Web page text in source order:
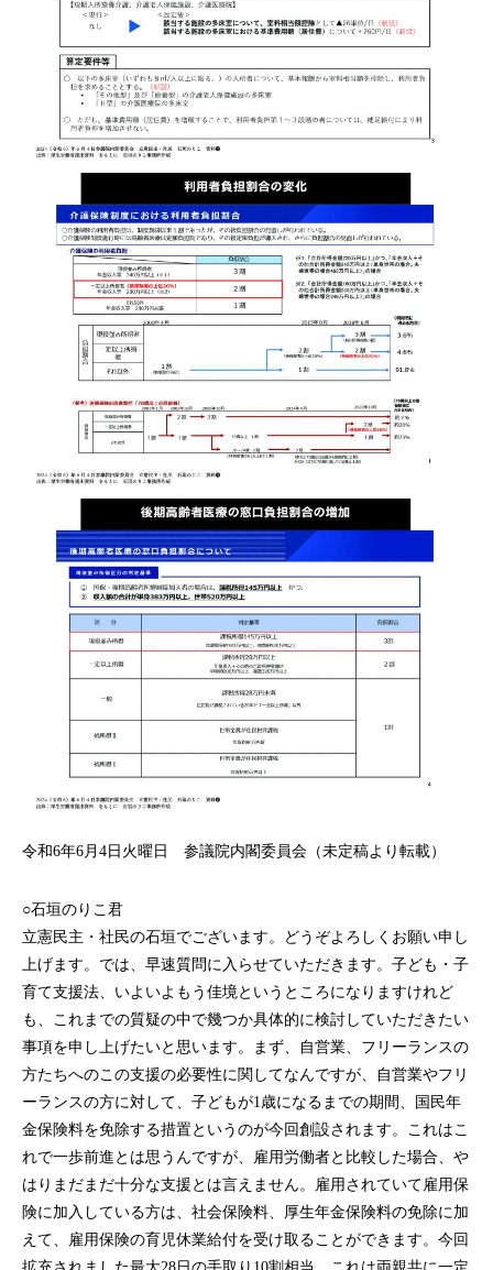
令和6年6月4日火曜日 参議院内閣委員会（未定稿より転載）
○石垣のりこ君
立憲民主・社民の石垣でございます。どうぞよろしくお願い申し
上げます。では、早速質問に入らせていただきます。子ども・子
育て支援法、いよいよもう佳境というところになりますけれど
も、これまでの質疑の中で幾つか具体的に検討していただきたい
事項を申し上げたいと思います。まず、自営業、フリーランスの
方たちへのこの支援の必要性に関してなんですが、自営業やフリ
ーランスの方に対して、子どもが1歳になるまでの期間、国民年
金保険料を免除する措置というのが今回創設されます。これはこ
れで一歩前進とは思うんですが、雇用労働者と比較した場合、や
はりまだまだ十分な支援とは言えません。雇用されていて雇用保
険に加入している方は、社会保険料、厚生年金保険料の免除に加
えて、雇用保険の育児休業給付を受け取ることができます。今回